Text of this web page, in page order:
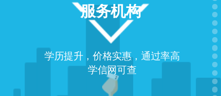
服务机构
学历提升，价格实惠，通过率高
学信网可查